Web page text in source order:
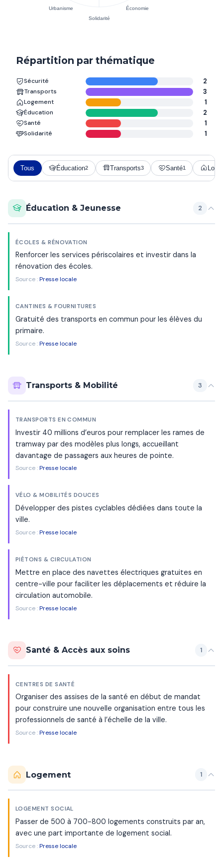
Répartition par thématique
Sécurité 2
Transports 3
Logement 1
Éducation 2
Santé 1
Solidarité 1
Tous Éducation2 Transports3 Santé1
Éducation & Jeunesse 2
ÉCOLES & RÉNOVATION
Renforcer les services périscolaires et investir dans la
rénovation des écoles.
Source :Presse locale
CANTINES & FOURNITURES
Gratuité des transports en commun pour les élèves du
primaire.
Source :Presse locale
Transports & Mobilité 3
TRANSPORTS EN COMMUN
Investir 40 millions d’euros pour remplacer les rames de
tramway par des modèles plus longs, accueillant
davantage de passagers aux heures de pointe.
Source :Presse locale
VÉLO & MOBILITÉS DOUCES
Développer des pistes cyclables dédiées dans toute la
ville.
Source :Presse locale
PIÉTONS & CIRCULATION
Mettre en place des navettes électriques gratuites en
centre-ville pour faciliter les déplacements et réduire la
circulation automobile.
Source :Presse locale
Santé & Accès aux soins 1
CENTRES DE SANTÉ
Organiser des assises de la santé en début de mandat
pour construire une nouvelle organisation entre tous les
professionnels de santé à l’échelle de la ville.
Source :Presse locale
Logement 1
LOGEMENT SOCIAL
Passer de 500 à 700-800 logements construits par an,
avec une part importante de logement social.
Source :Presse locale